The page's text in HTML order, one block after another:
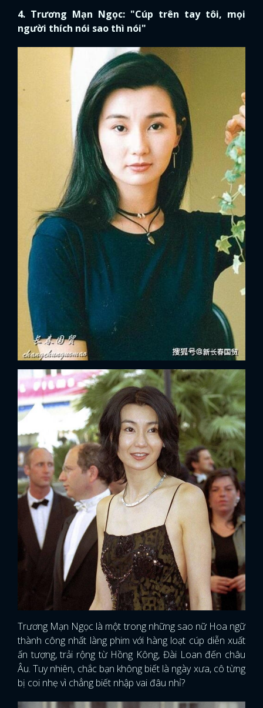
FACEBOOK GOOGLE
4. Trương Mạn Ngọc: "Cúp trên tay tôi, mọi
người thích nói sao thì nói"
Trương Mạn Ngọc là một trong những sao nữ Hoa ngữ
thành công nhất làng phim với hàng loạt cúp diễn xuất
ấn tượng, trải rộng từ Hồng Kông, Đài Loan đến châu
Âu. Tuy nhiên, chắc bạn không biết là ngày xưa, cô từng
bị coi nhẹ vì chẳng biết nhập vai đâu nhỉ?